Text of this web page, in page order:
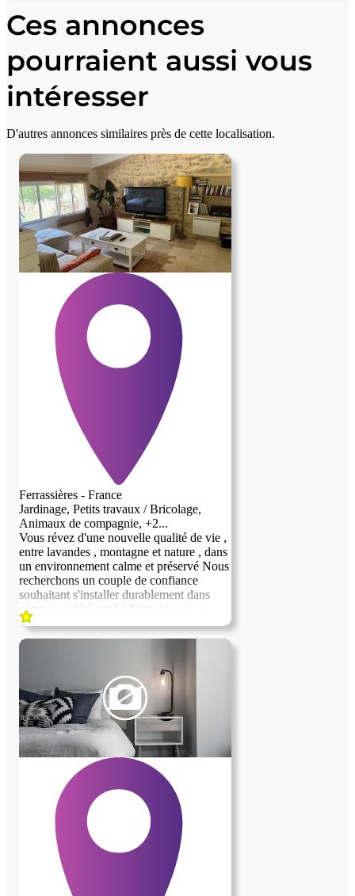
+
−
Ces annonces
pourraient aussi vous
intéresser
D'autres annonces similaires près de cette localisation.
Ferrassières - France
Jardinage, Petits travaux / Bricolage,
Animaux de compagnie, +2...
Vous révez d'une nouvelle qualité de vie ,
entre lavandes , montagne et nature , dans
un environnement calme et préservé Nous
recherchons un couple de confiance
souhaitant s'installer durablement dans
notre propriété situé a Ferrassieres , a
15km de Sault et 8km de Montbrun les
Bains Nous mettons a disposition un gite
et tout confort la durée souhaitée est d'au
moins un an , avec possibilité de
prolongation si la collaboration est
satisfaisante EN CONTREPARTIE Nous
recherchons des personnes sérieuses et
autonomes qui assureront une présence
réguliére sur la propriété pendant nos
absences et participeront a sa bonne tenue
surveillance générale - entretien courant
du jardin et des extérieurs selon les saisons
petits travaux d'entretiens courants soins
quotidiens et présence attentive auprés de
nos deux bergers australiens qui font
pleinement partie de notre famille entretien
de notre petit poulailler et soins a nos trois
poules Nous recherchons des personnes